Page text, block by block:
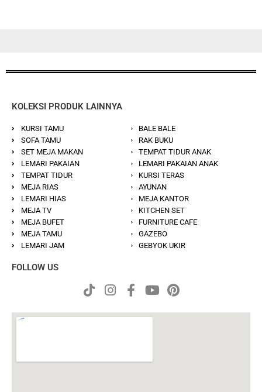
KOLEKSI PRODUK LAINNYA
KURSI TAMU
SOFA TAMU
SET MEJA MAKAN
LEMARI PAKAIAN
TEMPAT TIDUR
MEJA RIAS
LEMARI HIAS
MEJA TV
MEJA BUFET
MEJA TAMU
LEMARI JAM
BALE BALE
RAK BUKU
TEMPAT TIDUR ANAK
LEMARI PAKAIAN ANAK
KURSI TERAS
AYUNAN
MEJA KANTOR
KITCHEN SET
FURNITURE CAFE
GAZEBO
GEBYOK UKIR
FOLLOW US